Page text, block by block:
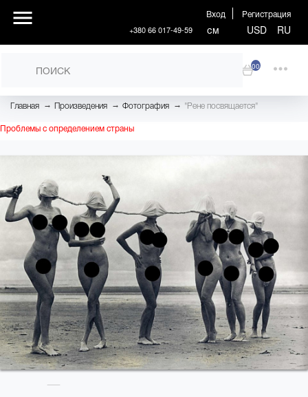
Вход Регистрация
+380 66 017-49-59 см USD RU
00
Главная → Произведения → Фотография → "Рене посвящается"
Проблемы с определением страны